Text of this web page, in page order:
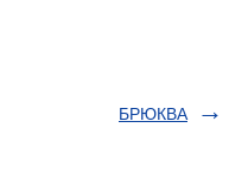
БРЮКВА